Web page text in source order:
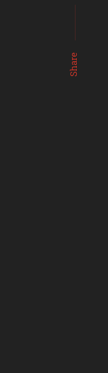
Share